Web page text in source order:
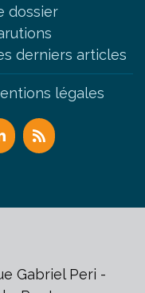
dossier
derniers articles
légales
Gabriel Peri -